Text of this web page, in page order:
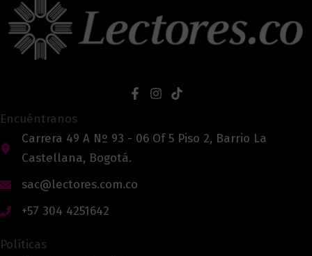
Encuéntranos
Carrera 49 A Nº 93 - 06 Of 5 Piso 2, Barrio La
Castellana, Bogotá.
sac@lectores.com.co
+57 304 4251642
Políticas